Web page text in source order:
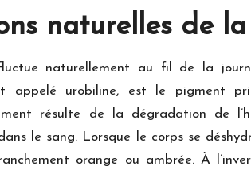
naturelles de
naturellement au fil de la
appelé urobiline, est le pigment
résulte de la dégradation de
le sang. Lorsque le corps se
orange ou ambrée. À